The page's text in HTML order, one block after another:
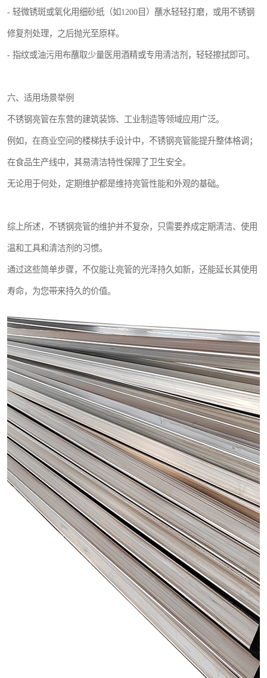
- 轻微锈斑或氧化用细砂纸（如1200目）蘸水轻轻打磨，或用不锈钢
修复剂处理，之后抛光至原样。
- 指纹或油污用布蘸取少量医用酒精或专用清洁剂，轻轻擦拭即可。
六、适用场景举例
不锈钢亮管在东营的建筑装饰、工业制造等领域应用广泛。
例如，在商业空间的楼梯扶手设计中，不锈钢亮管能提升整体格调；
在食品生产线中，其易清洁特性保障了卫生安全。
无论用于何处，定期维护都是维持亮管性能和外观的基础。
综上所述，不锈钢亮管的维护并不复杂，只需要养成定期清洁、使用
温和工具和清洁剂的习惯。
通过这些简单步骤，不仅能让亮管的光泽持久如新，还能延长其使用
寿命，为您带来持久的价值。